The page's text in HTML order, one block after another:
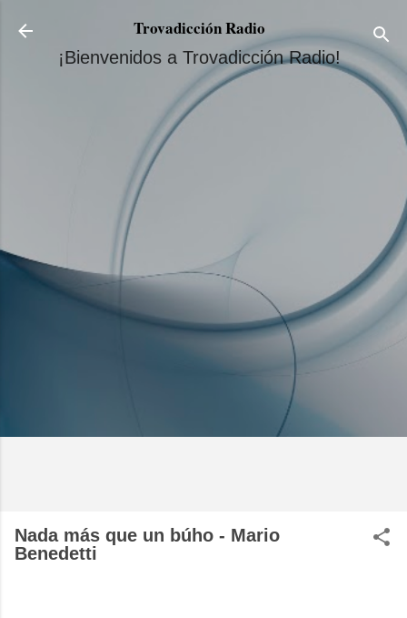
Ir al contenido principal
Trovadicción Radio
¡Bienvenidos a Trovadicción Radio!
Nada más que un búho - Mario
Benedetti